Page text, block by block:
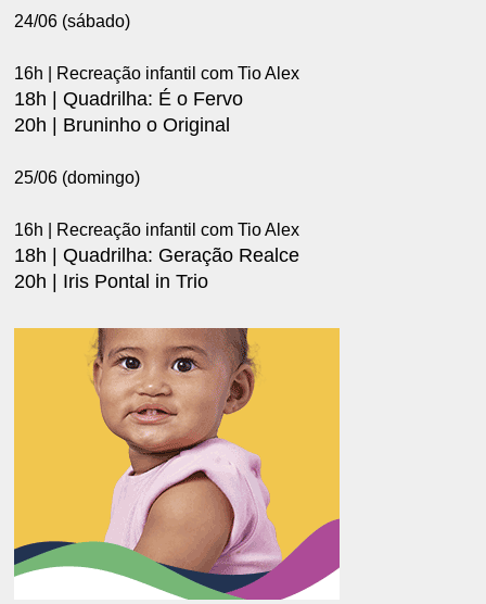
24/06 (sábado)
16h | Recreação infantil com Tio Alex
18h | Quadrilha: É o Fervo
20h | Bruninho o Original
25/06 (domingo)
16h | Recreação infantil com Tio Alex
18h | Quadrilha: Geração Realce
20h | Iris Pontal in Trio